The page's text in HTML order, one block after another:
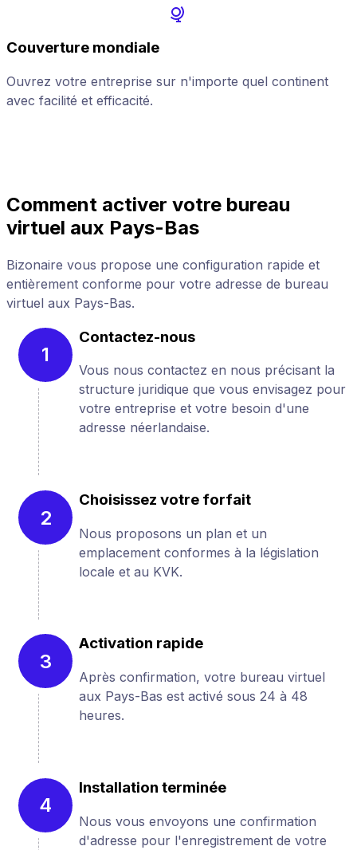
Couverture mondiale
Ouvrez votre entreprise sur n'importe quel continent
avec facilité et efficacité.
Comment activer votre bureau
virtuel aux Pays-Bas
Bizonaire vous propose une configuration rapide et
entièrement conforme pour votre adresse de bureau
virtuel aux Pays-Bas.
1
Contactez-nous
Vous nous contactez en nous précisant la
structure juridique que vous envisagez pour
votre entreprise et votre besoin d'une
adresse néerlandaise.
2
Choisissez votre forfait
Nous proposons un plan et un
emplacement conformes à la législation
locale et au KVK.
3
Activation rapide
Après confirmation, votre bureau virtuel
aux Pays-Bas est activé sous 24 à 48
heures.
4
Installation terminée
Nous vous envoyons une confirmation
d'adresse pour l'enregistrement de votre